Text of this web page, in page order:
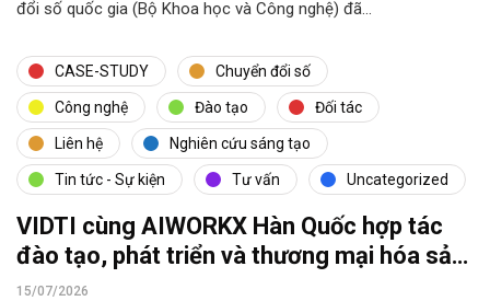
đổi số quốc gia (Bộ Khoa học và Công nghệ) đã…
CASE-STUDY Chuyển đổi số
Công nghệ Đào tạo Đối tác
Liên hệ Nghiên cứu sáng tạo
Tin tức - Sự kiện Tư vấn Uncategorized
VIDTI cùng AIWORKX Hàn Quốc hợp tác
đào tạo, phát triển và thương mại hóa sản
phẩm AI
15/07/2026